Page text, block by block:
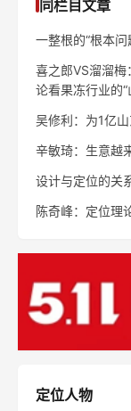
同栏目文章
一整根的“根本
喜之郎VS溜溜
论看果冻行业的“
吴修利：为1亿
辛敏琦：生意越
设计与定位的关
陈奇峰：定位理
定位人物